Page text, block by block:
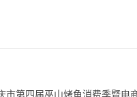
市第四届巫山烤鱼消费季暨